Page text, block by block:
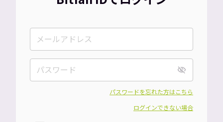
パスワードを忘れた方はこちら
ログインできない場合